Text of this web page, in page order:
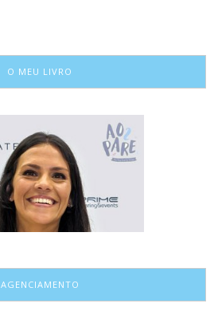
O MEU LIVRO
AGENCIAMENTO